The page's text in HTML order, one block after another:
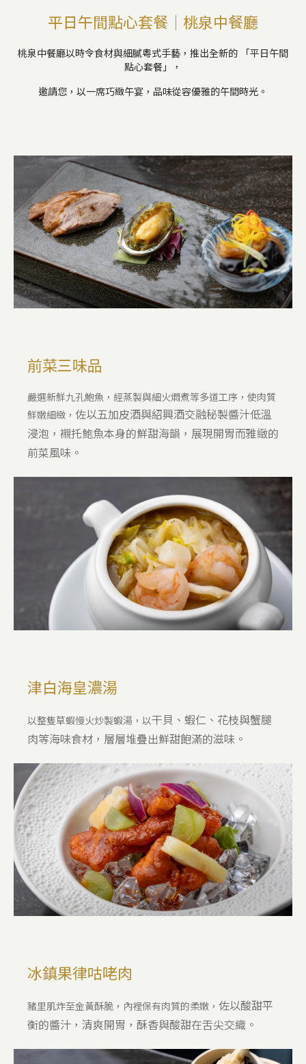
平日午間點心套餐｜桃泉中餐廳
桃泉中餐廳以時令食材與細膩粵式手藝，推出全新的 「平日午間
點心套餐」，
邀請您，以一席巧緻午宴，品味從容優雅的午間時光。
前菜三味品
嚴選新鮮九孔鮑魚，經蒸製與細火燜煮等多道工序，使肉質
鮮嫩細緻， 佐以五加皮酒與紹興酒交融秘製醬汁低溫
浸泡，襯托鮑魚本身的鮮甜海韻，展現開胃而雅緻的
前菜風味。
津白海皇濃湯
以整隻草蝦慢火炒製蝦湯，以干貝、蝦仁、花枝與蟹腿
肉等海味食材，層層堆疊出鮮甜飽滿的滋味。
冰鎮果律咕咾肉
豬里肌炸至金黃酥脆，內裡保有肉質的柔嫩， 佐以酸甜平
衡的醬汁，清爽開胃，酥香與酸甜在舌尖交織。